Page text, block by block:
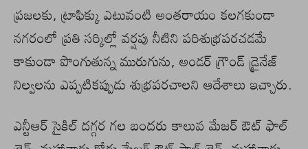
ప్రజలకు, ట్రాఫిక్కు ఎటువంటి అంతరాయం కలగకుండా
నగరంలో ప్రతి సర్కిల్లో వర్షపు నీటిని పరిశుభ్రపరచడమే
కాకుండా పొంగుతున్న మురుగును, అండర్ గ్రౌండ్ డ్రైనేజ్
నిల్వలను ఎప్పటికప్పుడు శుభ్రపరచాలని ఆదేశాలు ఇచ్చారు.
ఎన్టీఆర్ సైకిల్ దగ్గర గల బందరు కాలువ మేజర్ ఔట్ ఫాల్